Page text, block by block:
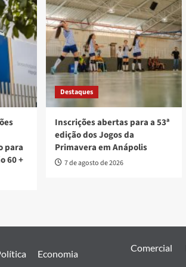
para
60 +
Destaques
Inscrições abertas para a 53ª
edição dos Jogos da
Primavera em Anápolis
7 de agosto de 2026
Economia
Comercial